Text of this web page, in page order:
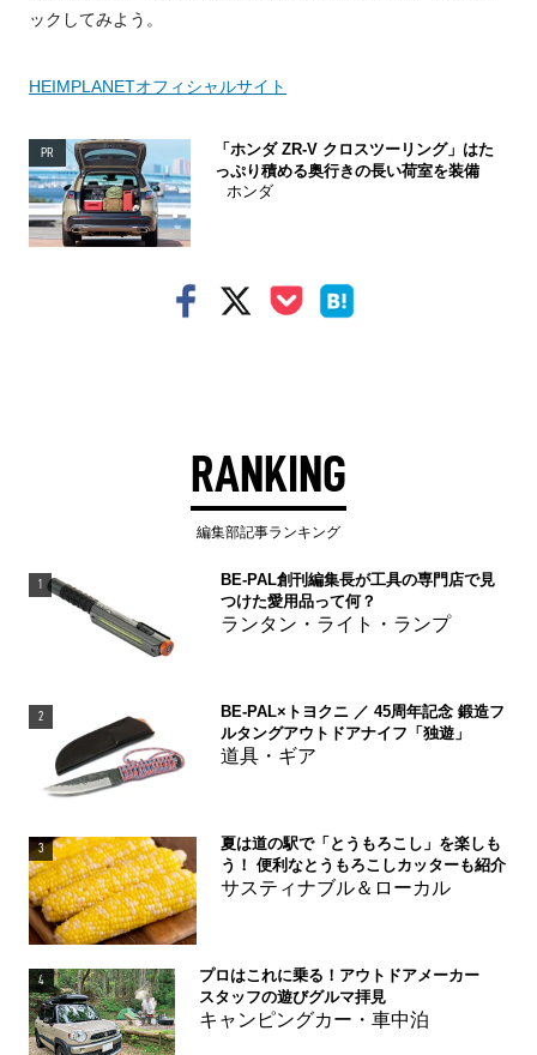
ックしてみよう。
HEIMPLANETオフィシャルサイト
PR
「ホンダ ZR-V クロスツーリング」はた
っぷり積める奥行きの長い荷室を装備
ホンダ
RANKING
編集部記事ランキング
1
BE-PAL創刊編集長が工具の専門店で見
つけた愛用品って何？
ランタン・ライト・ランプ
2
BE-PAL×トヨクニ ／ 45周年記念 鍛造フ
ルタングアウトドアナイフ「独遊」
道具・ギア
3
夏は道の駅で「とうもろこし」を楽しも
う！ 便利なとうもろこしカッターも紹介
サスティナブル＆ローカル
4
プロはこれに乗る！アウトドアメーカー
スタッフの遊びグルマ拝見
キャンピングカー・車中泊